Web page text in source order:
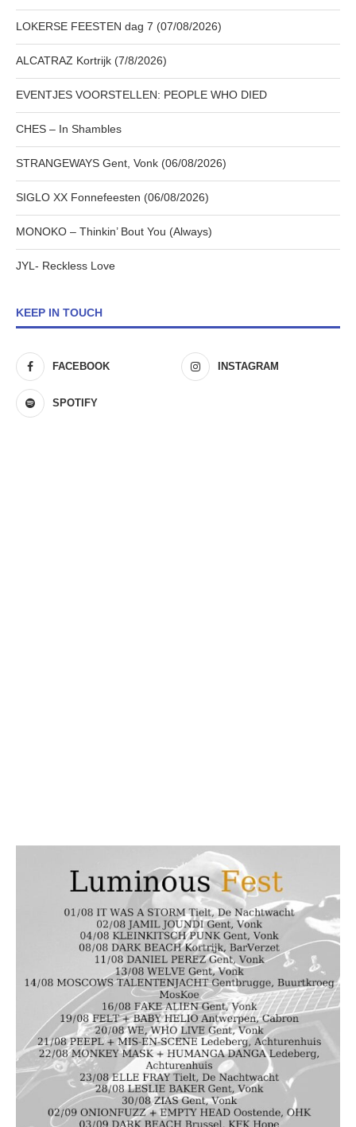
LOKERSE FEESTEN dag 7 (07/08/2026)
ALCATRAZ Kortrijk (7/8/2026)
EVENTJES VOORSTELLEN: PEOPLE WHO DIED
CHES – In Shambles
STRANGEWAYS Gent, Vonk (06/08/2026)
SIGLO XX Fonnefeesten (06/08/2026)
MONOKO – Thinkin’ Bout You (Always)
JYL- Reckless Love
KEEP IN TOUCH
FACEBOOK INSTAGRAM
SPOTIFY